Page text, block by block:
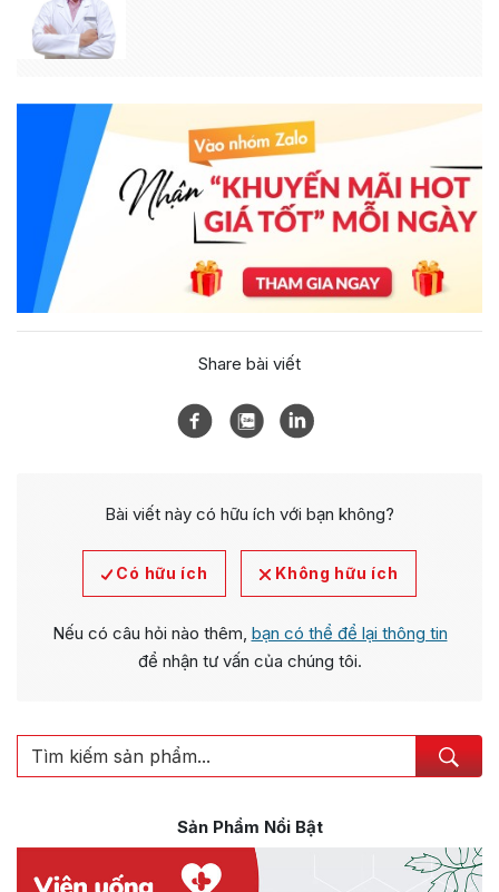
Share bài viết
Bài viết này có hữu ích với bạn không?
Có hữu ích Không hữu ích
Nếu có câu hỏi nào thêm, bạn có thể để lại thông tin
để nhận tư vấn của chúng tôi.
Sản Phẩm Nổi Bật